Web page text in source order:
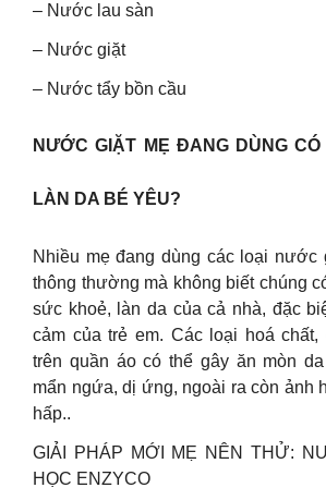
– Nước lau sàn
– Nước giặt
– Nước tẩy bồn cầu
NƯỚC GIẶT MẸ ĐANG DÙNG
LÀN DA BÉ YÊU?
Nhiều mẹ đang dùng các loại nước
thông thường mà không biết chúng
sức khoẻ, làn da của cả nhà, đặc
cảm của trẻ em. Các loại hoá chất,
trên quần áo có thể gây ăn mòn
mẩn ngứa, dị ứng, ngoài ra còn ảnh
hấp..
GIẢI PHÁP MỚI MẸ NÊN THỬ:
HỌC ENZYCO